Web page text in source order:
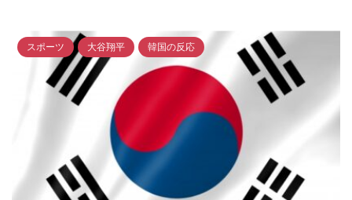
スポーツ 大谷翔平 韓国の反応